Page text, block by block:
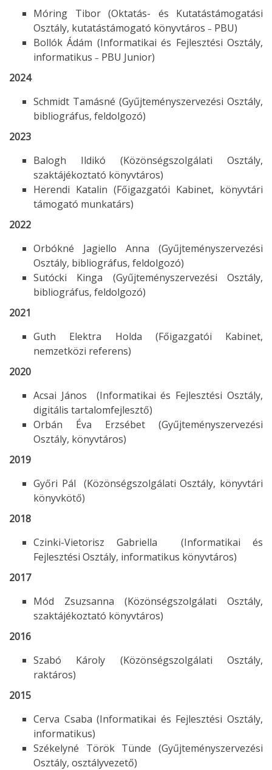
Móring Tibor (Oktatás- és Kutatástámogatási
Osztály, kutatástámogató könyvtáros – PBU)
Bollók Ádám (Informatikai és Fejlesztési Osztály,
informatikus – PBU Junior)
2024
Schmidt Tamásné (Gyűjteményszervezési Osztály,
bibliográfus, feldolgozó)
2023
Balogh Ildikó (Közönségszolgálati Osztály,
szaktájékoztató könyvtáros)
Herendi Katalin (Főigazgatói Kabinet, könyvtári
támogató munkatárs)
2022
Orbókné Jagiello Anna (Gyűjteményszervezési
Osztály, bibliográfus, feldolgozó)
Sutócki Kinga (Gyűjteményszervezési Osztály,
bibliográfus, feldolgozó)
2021
Guth Elektra Holda (Főigazgatói Kabinet,
nemzetközi referens)
2020
Acsai János (Informatikai és Fejlesztési Osztály,
digitális tartalomfejlesztő)
Orbán Éva Erzsébet (Gyűjteményszervezési
Osztály, könyvtáros)
2019
Győri Pál (Közönségszolgálati Osztály, könyvtári
könyvkötő)
2018
Czinki-Vietorisz Gabriella (Informatikai és
Fejlesztési Osztály, informatikus könyvtáros)
2017
Mód Zsuzsanna
(Közönségszolgálati Osztály,
szaktájékoztató könyvtáros)
2016
Szabó Károly (Közönségszolgálati Osztály,
raktáros)
2015
Cerva Csaba (Informatikai és Fejlesztési Osztály,
informatikus)
Székelyné Török Tünde (Gyűjteményszervezési
Osztály, osztályvezető)